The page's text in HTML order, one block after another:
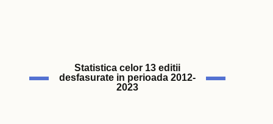
Statistica celor 13 editii
desfasurate in perioada 2012-
2023